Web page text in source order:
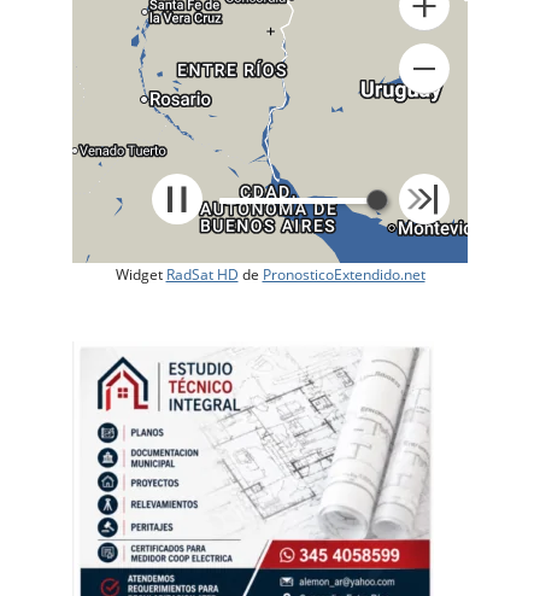
+
Widget RadSat HD de PronosticoExtendido.net